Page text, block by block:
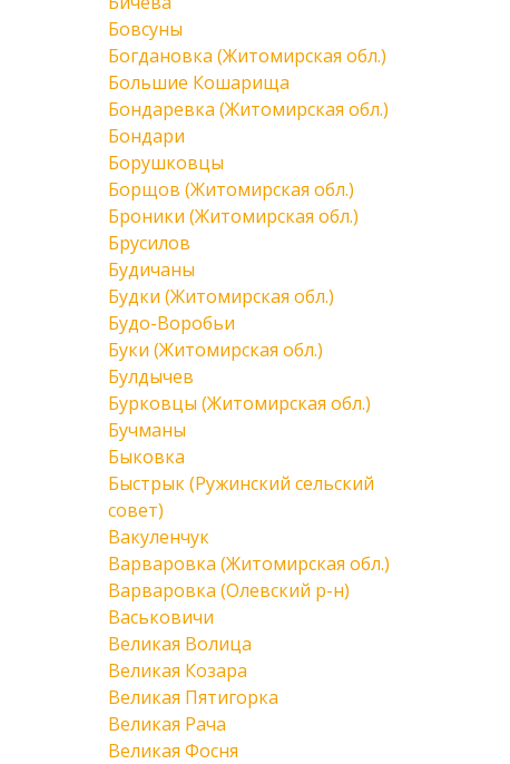
Бовсуны
Богдановка (Житомирская обл.)
Большие Кошарища
Бондаревка (Житомирская обл.)
Бондари
Борушковцы
Борщов (Житомирская обл.)
Броники (Житомирская обл.)
Брусилов
Будичаны
Будки (Житомирская обл.)
Будо-Воробьи
Буки (Житомирская обл.)
Булдычев
Бурковцы (Житомирская обл.)
Бучманы
Быковка
Быстрык (Ружинский сельский
совет)
Вакуленчук
Варваровка (Житомирская обл.)
Варваровка (Олевский р-н)
Васьковичи
Великая Волица
Великая Козара
Великая Пятигорка
Великая Рача
Великая Фосня